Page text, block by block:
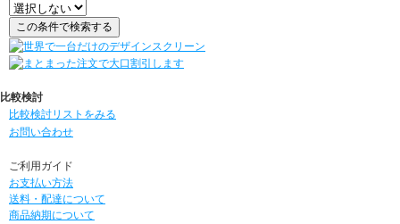
比較検討
比較検討リストをみる
お問い合わせ
ご利用ガイド
お支払い方法
送料・配達について
商品納期について